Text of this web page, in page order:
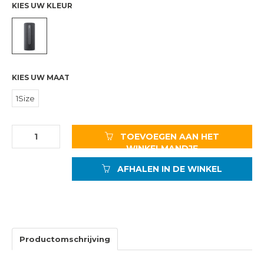
KIES UW KLEUR
KIES UW MAAT
1Size
TOEVOEGEN AAN HET
WINKELMANDJE
AFHALEN IN DE WINKEL
Productomschrijving